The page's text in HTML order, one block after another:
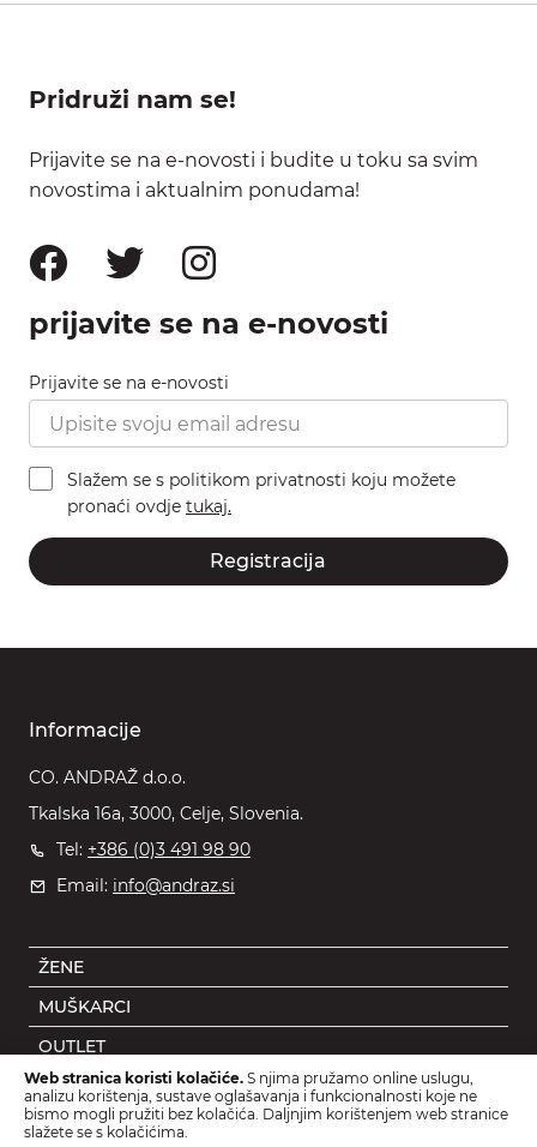
Pridruži nam se!
Prijavite se na e-novosti i budite u toku sa svim
novostima i aktualnim ponudama!
prijavite se na e-novosti
Prijavite se na e-novosti
Slažem se s politikom privatnosti koju možete
pronaći ovdje tukaj.
Registracija
Informacije
CO. ANDRAŽ d.o.o.
Tkalska 16a, 3000, Celje, Slovenia.
Tel: +386 (0)3 491 98 90
Email: info@andraz.si
ŽENE
MUŠKARCI
OUTLET
DJECA
DODACI
Web stranica koristi kolačiće. S njima pružamo online uslugu,
analizu korištenja, sustave oglašavanja i funkcionalnosti koje ne
bismo mogli pružiti bez kolačića. Daljnjim korištenjem web stranice
slažete se s kolačićima.